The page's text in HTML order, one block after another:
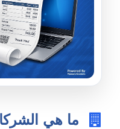
ما هي